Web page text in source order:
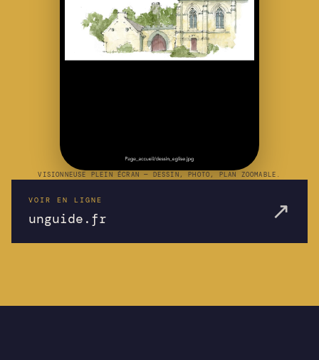
VISIONNEUSE PLEIN ÉCRAN — DESSIN, PHOTO, PLAN ZOOMABLE.
VOIR EN LIGNE
unguide.fr ↗